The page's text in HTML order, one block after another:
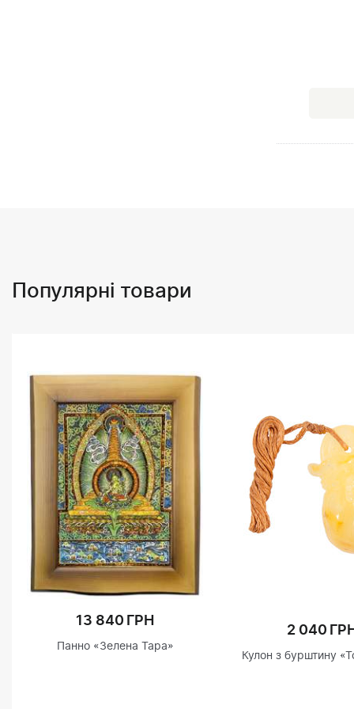
Популярні товари
13 840 ГРН
Панно «Зелена Тара»
2 040
Кулон з бурштину